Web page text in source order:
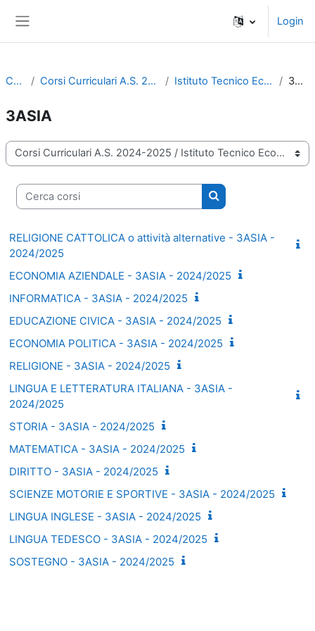
Login
Corsi Corsi Curriculari A.S. 2024-2025 Istituto Tecnico Economico 3ASIA
3ASIA
Categorie di corso
Cerca corsi
Cerca corsi
RELIGIONE CATTOLICA o attività alternative - 3ASIA -
2024/2025
ECONOMIA AZIENDALE - 3ASIA - 2024/2025
INFORMATICA - 3ASIA - 2024/2025
EDUCAZIONE CIVICA - 3ASIA - 2024/2025
ECONOMIA POLITICA - 3ASIA - 2024/2025
RELIGIONE - 3ASIA - 2024/2025
LINGUA E LETTERATURA ITALIANA - 3ASIA -
2024/2025
STORIA - 3ASIA - 2024/2025
MATEMATICA - 3ASIA - 2024/2025
DIRITTO - 3ASIA - 2024/2025
SCIENZE MOTORIE E SPORTIVE - 3ASIA - 2024/2025
LINGUA INGLESE - 3ASIA - 2024/2025
LINGUA TEDESCO - 3ASIA - 2024/2025
SOSTEGNO - 3ASIA - 2024/2025